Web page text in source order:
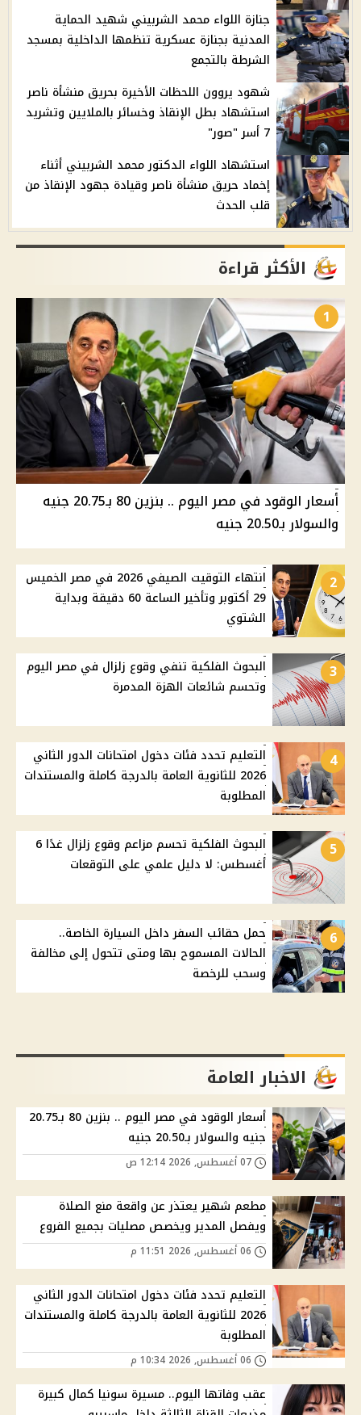
جنازة اللواء محمد الشربيني شهيد الحماية
المدنية بجنازة عسكرية تنظمها الداخلية بمسجد
الشرطة بالتجمع
شهود يروون اللحظات الأخيرة بحريق منشأة ناصر
استشهاد بطل الإنقاذ وخسائر بالملايين وتشريد
7 أسر "صور"
استشهاد اللواء الدكتور محمد الشربيني أثناء
إخماد حريق منشأة ناصر وقيادة جهود الإنقاذ من
قلب الحدث
الأكثر قراءة
1
أسعار الوقود في مصر اليوم .. بنزين 80 بـ20.75 جنيه
والسولار بـ20.50 جنيه
2
انتهاء التوقيت الصيفي 2026 في مصر الخميس
29 أكتوبر وتأخير الساعة 60 دقيقة وبداية
الشتوي
3
البحوث الفلكية تنفي وقوع زلزال في مصر اليوم
وتحسم شائعات الهزة المدمرة
4
التعليم تحدد فئات دخول امتحانات الدور الثاني
2026 للثانوية العامة بالدرجة كاملة والمستندات
المطلوبة
5
البحوث الفلكية تحسم مزاعم وقوع زلزال غدًا 6
أغسطس: لا دليل علمي على التوقعات
6
حمل حقائب السفر داخل السيارة الخاصة..
الحالات المسموح بها ومتى تتحول إلى مخالفة
وسحب للرخصة
الاخبار العامة
أسعار الوقود في مصر اليوم .. بنزين 80 بـ20.75
جنيه والسولار بـ20.50 جنيه
مطعم شهير يعتذر عن واقعة منع الصلاة
ويفصل المدير ويخصص مصليات بجميع الفروع
التعليم تحدد فئات دخول امتحانات الدور الثاني
2026 للثانوية العامة بالدرجة كاملة والمستندات
المطلوبة
عقب وفاتها اليوم.. مسيرة سونيا كمال كبيرة